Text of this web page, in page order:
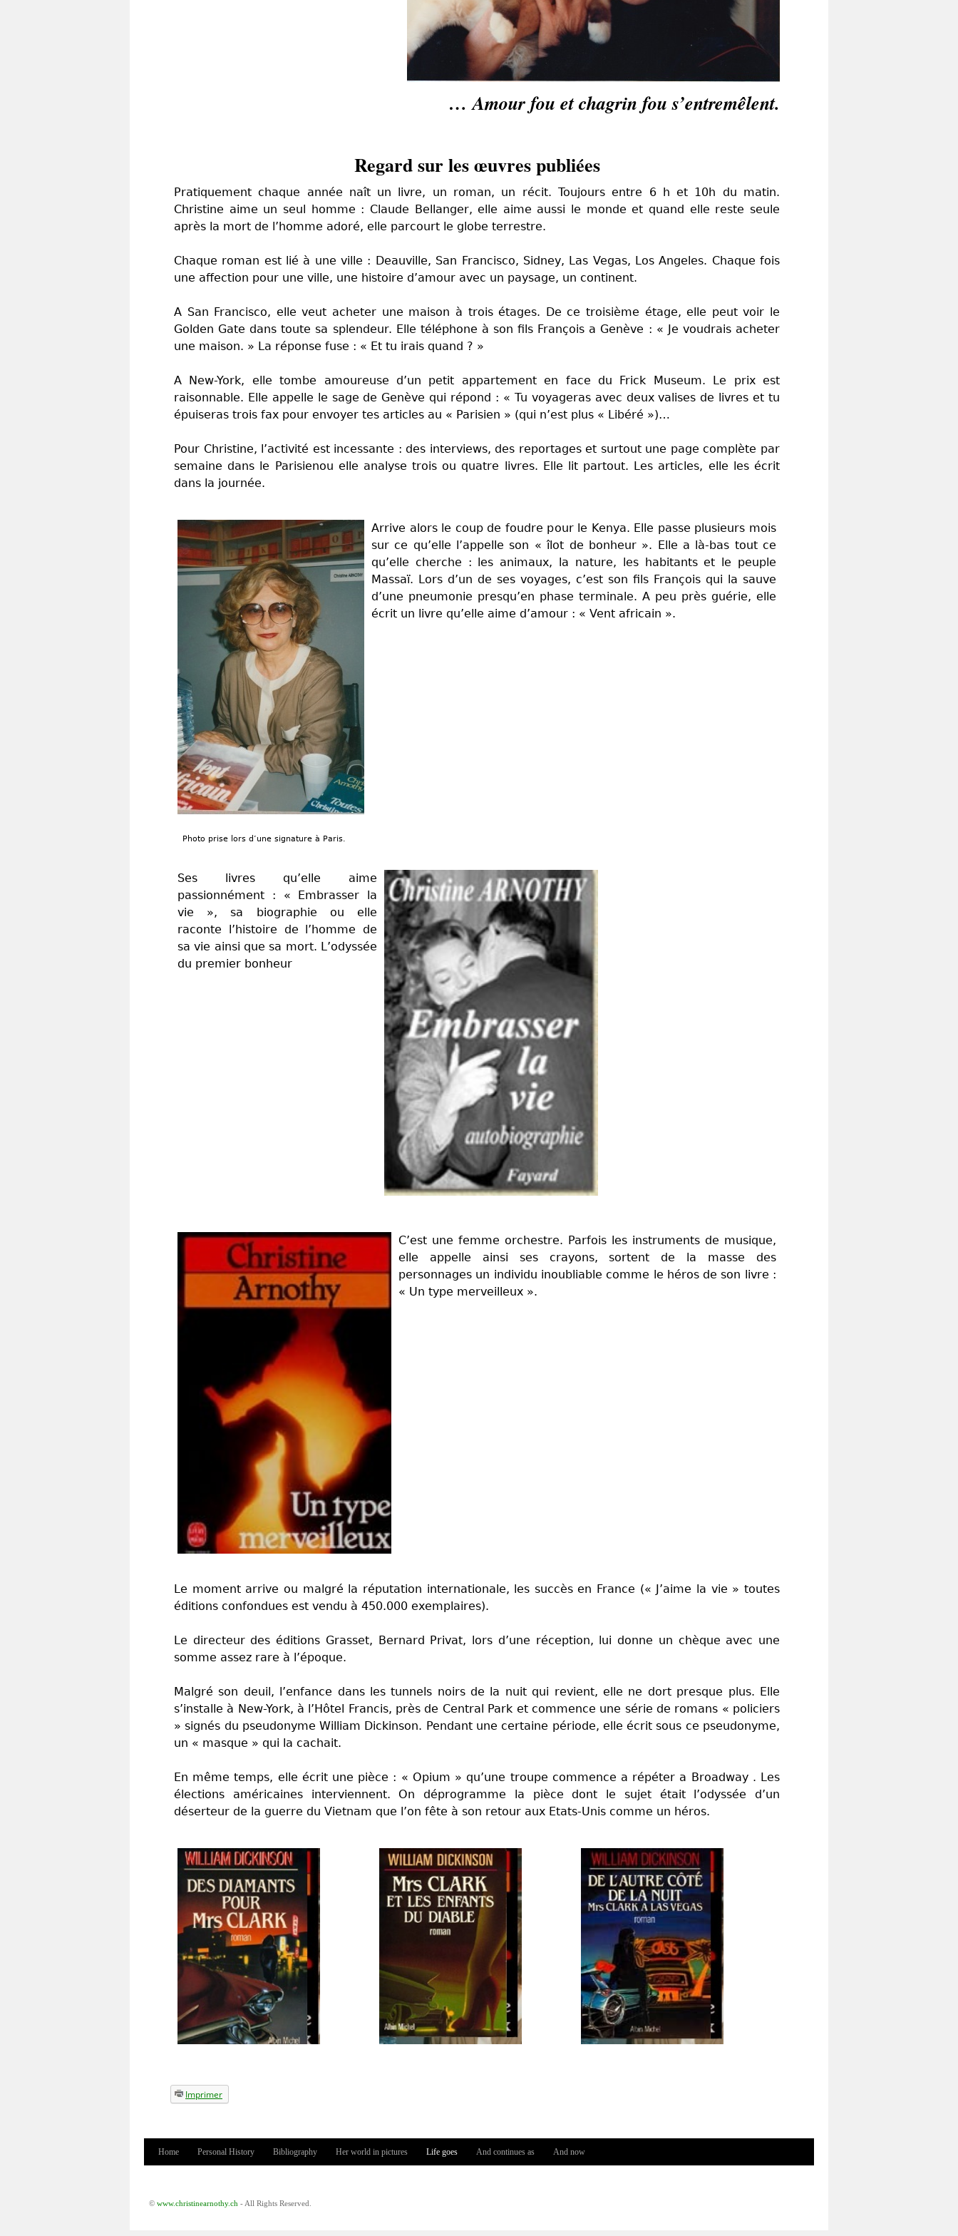
… Amour fou et chagrin fou s’entremêlent.
Regard sur les œuvres publiées
Pratiquement chaque année naît un livre, un roman, un récit. Toujours entre 6 h et 10h du matin.
Christine aime un seul homme : Claude Bellanger, elle aime aussi le monde et quand elle reste seule
après la mort de l’homme adoré, elle parcourt le globe terrestre.
Chaque roman est lié à une ville : Deauville, San Francisco, Sidney, Las Vegas, Los Angeles. Chaque fois
une affection pour une ville, une histoire d’amour avec un paysage, un continent.
A San Francisco, elle veut acheter une maison à trois étages. De ce troisième étage, elle peut voir le
Golden Gate dans toute sa splendeur. Elle téléphone à son fils François a Genève : « Je voudrais acheter
une maison. » La réponse fuse : « Et tu irais quand ? »
A New-York, elle tombe amoureuse d’un petit appartement en face du Frick Museum. Le prix est
raisonnable. Elle appelle le sage de Genève qui répond : « Tu voyageras avec deux valises de livres et tu
épuiseras trois fax pour envoyer tes articles au « Parisien » (qui n’est plus « Libéré »)…
Pour Christine, l’activité est incessante : des interviews, des reportages et surtout une page complète par
semaine dans le Parisienou elle analyse trois ou quatre livres. Elle lit partout. Les articles, elle les écrit
dans la journée.
Photo prise lors d’une signature à Paris.
Arrive alors le coup de foudre pour le Kenya. Elle passe plusieurs mois
sur ce qu’elle l’appelle son « îlot de bonheur ». Elle a là-bas tout ce
qu’elle cherche : les animaux, la nature, les habitants et le peuple
Massaï. Lors d’un de ses voyages, c’est son fils François qui la sauve
d’une pneumonie presqu’en phase terminale. A peu près guérie, elle
écrit un livre qu’elle aime d’amour : « Vent africain ».
Ses livres qu’elle aime
passionnément : « Embrasser la
vie », sa biographie ou elle
raconte l’histoire de l’homme de
sa vie ainsi que sa mort. L’odyssée
du premier bonheur
C’est une femme orchestre. Parfois les instruments de musique,
elle appelle ainsi ses crayons, sortent de la masse des
personnages un individu inoubliable comme le héros de son livre :
« Un type merveilleux ».
Le moment arrive ou malgré la réputation internationale, les succès en France (« J’aime la vie » toutes
éditions confondues est vendu à 450.000 exemplaires).
Le directeur des éditions Grasset, Bernard Privat, lors d’une réception, lui donne un chèque avec une
somme assez rare à l’époque.
Malgré son deuil, l’enfance dans les tunnels noirs de la nuit qui revient, elle ne dort presque plus. Elle
s’installe à New-York, à l’Hôtel Francis, près de Central Park et commence une série de romans « policiers
» signés du pseudonyme William Dickinson. Pendant une certaine période, elle écrit sous ce pseudonyme,
un « masque » qui la cachait.
En même temps, elle écrit une pièce : « Opium » qu’une troupe commence a répéter a Broadway . Les
élections américaines interviennent. On déprogramme la pièce dont le sujet était l’odyssée d’un
déserteur de la guerre du Vietnam que l’on fête à son retour aux Etats-Unis comme un héros.
Imprimer
Main menu
Home Personal History Bibliography Her world in pictures Life goes And continues as And now
© www.christinearnothy.ch - All Rights Reserved.